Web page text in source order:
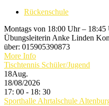
Rückenschule
Montags von 18:00 Uhr –
Übungsleiterin Anke Linden
über: 015905390873
More Info
Tischtennis Schüler/Jugend
18Aug.
18/08/2026
17: 00 - 18: 30
Sporthalle Ahrtalschule